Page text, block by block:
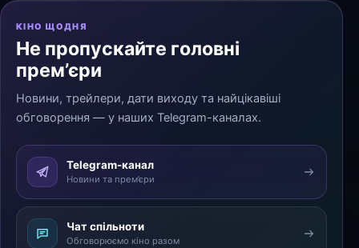
КІНО ЩОДНЯ
Не пропускайте головні
прем’єри
Новини, трейлери, дати виходу та найцікавіші
обговорення — у наших Telegram-каналах.
Telegram-канал
Новини та прем’єри
Чат спільноти
Обговорюємо кіно разом